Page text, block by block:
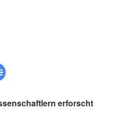
erforscht